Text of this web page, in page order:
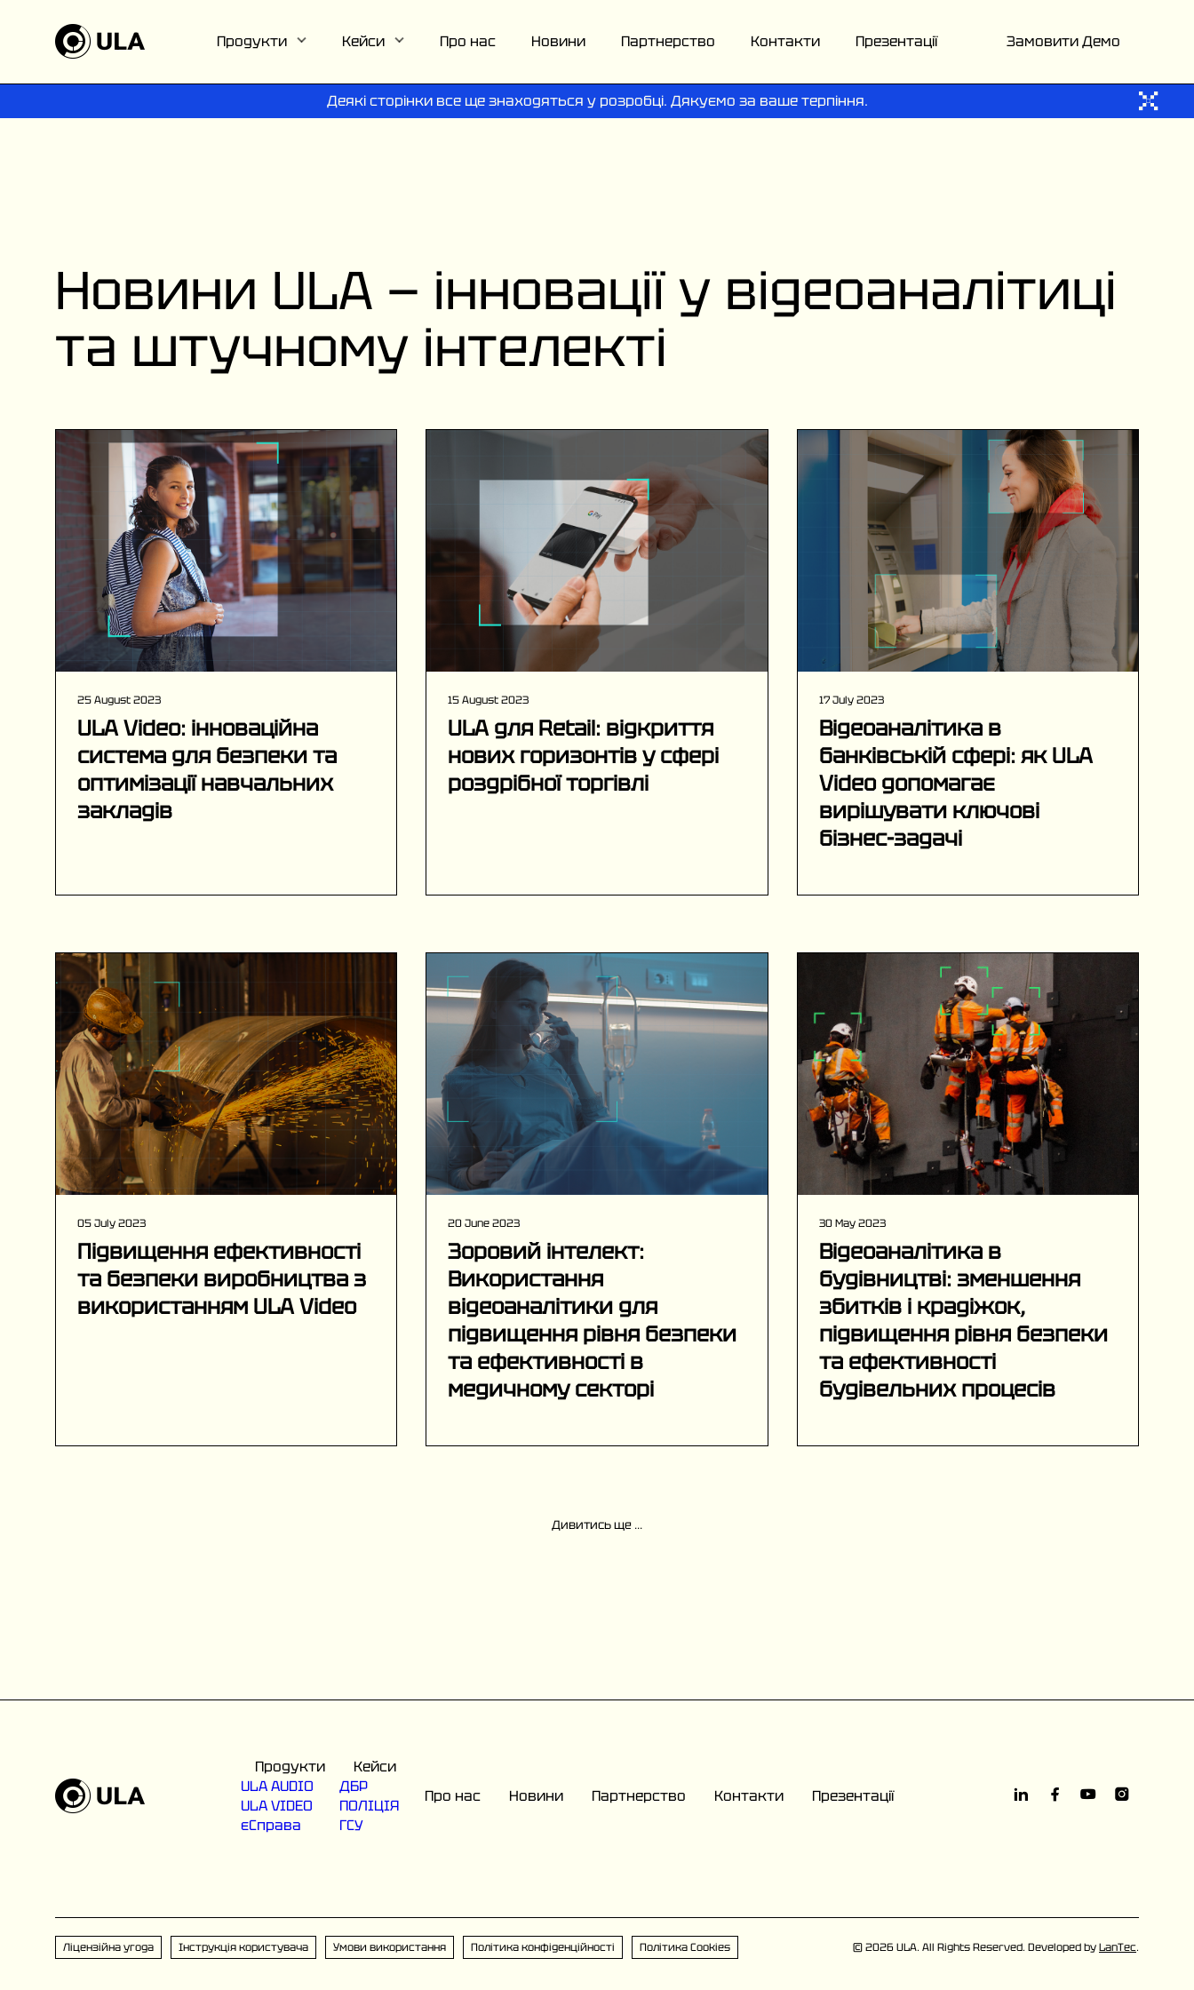
Продукти Кейси Про нас Новини Партнерство Контакти Презентації Замовити Демо
Деякі сторінки все ще знаходяться у розробці. Дякуємо за ваше терпіння.
Новини ULA — інновації у відеоаналітиці
та штучному інтелекті
25 August 2023
ULA Video: інноваційна
система для безпеки та
оптимізації навчальних
закладів
15 August 2023
ULA для Retail: відкриття
нових горизонтів у сфері
роздрібної торгівлі
17 July 2023
Відеоаналітика в
банківській сфері: як ULA
Video допомагає
вирішувати ключові
бізнес-задачі
05 July 2023
Підвищення ефективності
та безпеки виробництва з
використанням ULA Video
20 June 2023
Зоровий інтелект:
Використання
відеоаналітики для
підвищення рівня безпеки
та ефективності в
медичному секторі
30 May 2023
Відеоаналітика в
будівництві: зменшення
збитків і крадіжок,
підвищення рівня безпеки
та ефективності
будівельних процесів
Дивитись ще ...
Продукти
ULA AUDIO
ULA VIDEO
єСправа
Кейси
ДБР
ПОЛІЦІЯ
ГСУ
Про нас Новини Партнерство Контакти Презентації
Ліцензійна угода Інструкція користувача Умови використання Політика конфіденційності Політика Cookies © 2026 ULA. All Rights Reserved. Developed byLanTec.